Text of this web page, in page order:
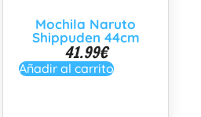
Mochila Naruto
Shippuden 44cm
41.99€
Añadir al carrito